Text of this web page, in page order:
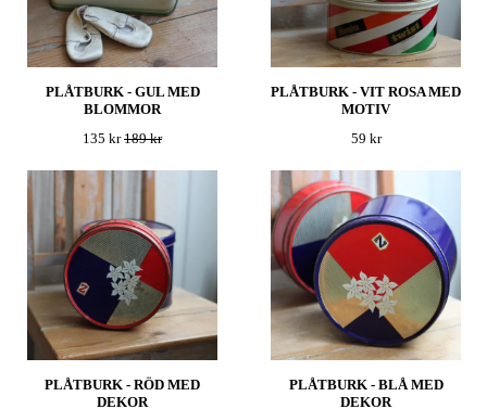
PLÅTBURK - GUL MED
BLOMMOR
135 kr189 kr
PLÅTBURK - VIT ROSA MED
MOTIV
59 kr
PLÅTBURK - RÖD MED
DEKOR
PLÅTBURK - BLÅ MED
DEKOR